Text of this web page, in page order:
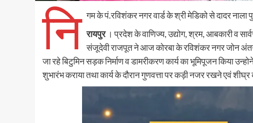
नि गम के पं.रविशंकर नगर वार्ड के श्री मेडिको से दादर नाला
रायपुर। प्रदेश के वाणिज्य, उद्योग, श्रम, आबकारी व
संजूदेवी राजपूत ने आज कोरबा के रविशंकर नगर जोन
जा रहे बिटुमिन सड़क निर्माण व डामरीकरण कार्य का भूमिपूजन किया
शुभारंभ कराया तथा कार्य के दौरान गुणवत्ता पर कड़ी नजर रखने एवं शीघ्र